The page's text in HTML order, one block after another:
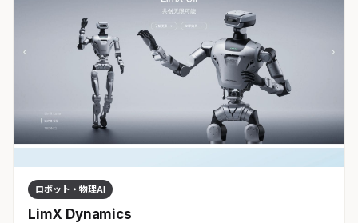
ロボット・物理AI
LimX Dynamics